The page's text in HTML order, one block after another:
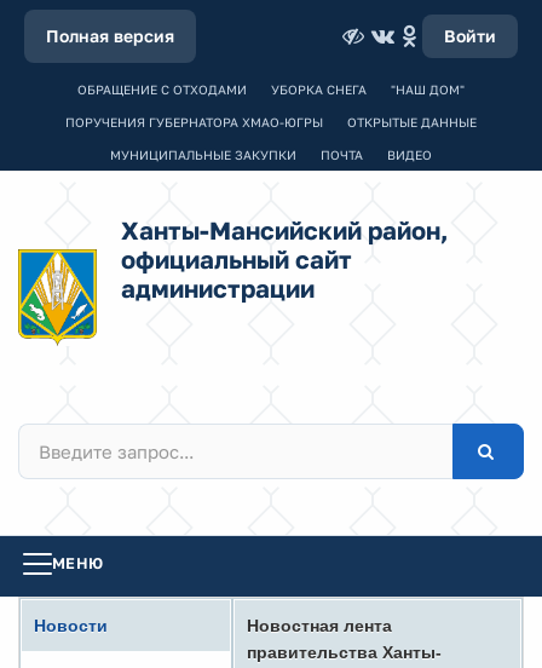
Полная версия Войти
ОБРАЩЕНИЕ С ОТХОДАМИ УБОРКА СНЕГА "НАШ ДОМ"
ПОРУЧЕНИЯ ГУБЕРНАТОРА ХМАО-ЮГРЫ ОТКРЫТЫЕ ДАННЫЕ
МУНИЦИПАЛЬНЫЕ ЗАКУПКИ ПОЧТА ВИДЕО
Ханты-Мансийский район,
официальный сайт
администрации
МЕНЮ
Новости
Новостная лента
правительства Ханты-